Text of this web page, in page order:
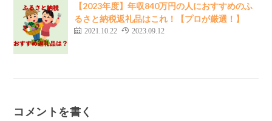
【2023年度】年収840万円の人におすすめのふ
るさと納税返礼品はこれ！【プロが厳選！】
2021.10.22 2023.09.12
コメントを書く